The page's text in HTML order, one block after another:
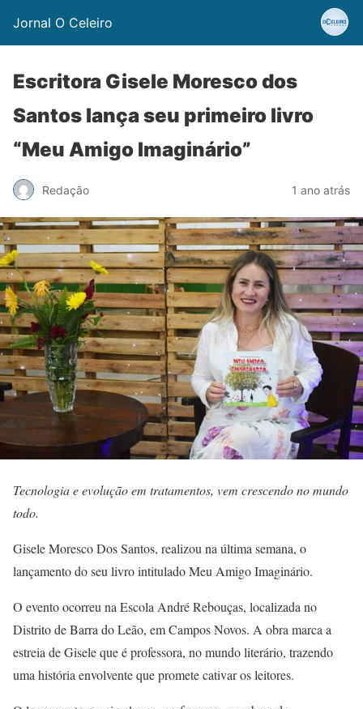
Jornal O Celeiro
Escritora Gisele Moresco dos
Santos lança seu primeiro livro
“Meu Amigo Imaginário”
Redação 1 ano atrás
Tecnologia e evolução em tratamentos, vem crescendo no mundo
todo.
Gisele Moresco Dos Santos, realizou na última semana, o
lançamento do seu livro intitulado Meu Amigo Imaginário.
O evento ocorreu na Escola André Rebouças, localizada no
Distrito de Barra do Leão, em Campos Novos. A obra marca a
estreia de Gisele que é professora, no mundo literário, trazendo
uma história envolvente que promete cativar os leitores.